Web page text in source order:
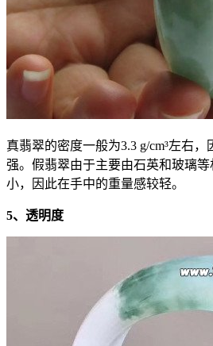
真翡翠的密度一般为3.3 g/cm³左右
强。假翡翠由于主要由石英和玻璃
小，因此在手中的重量感较轻。
5、透明度